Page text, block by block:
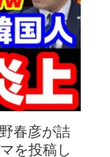
春彦が詰
を投稿し